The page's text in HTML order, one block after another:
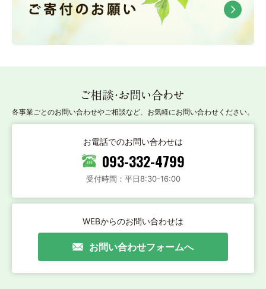
ご相談・お問い合わせ
各事業ごとのお問い合わせやご相談など、お気軽にお問い合わせください。
お電話でのお問い合わせは
093-332-4799
受付時間：平日8:30-16:00
WEBからのお問い合わせは
お問い合わせフォームへ